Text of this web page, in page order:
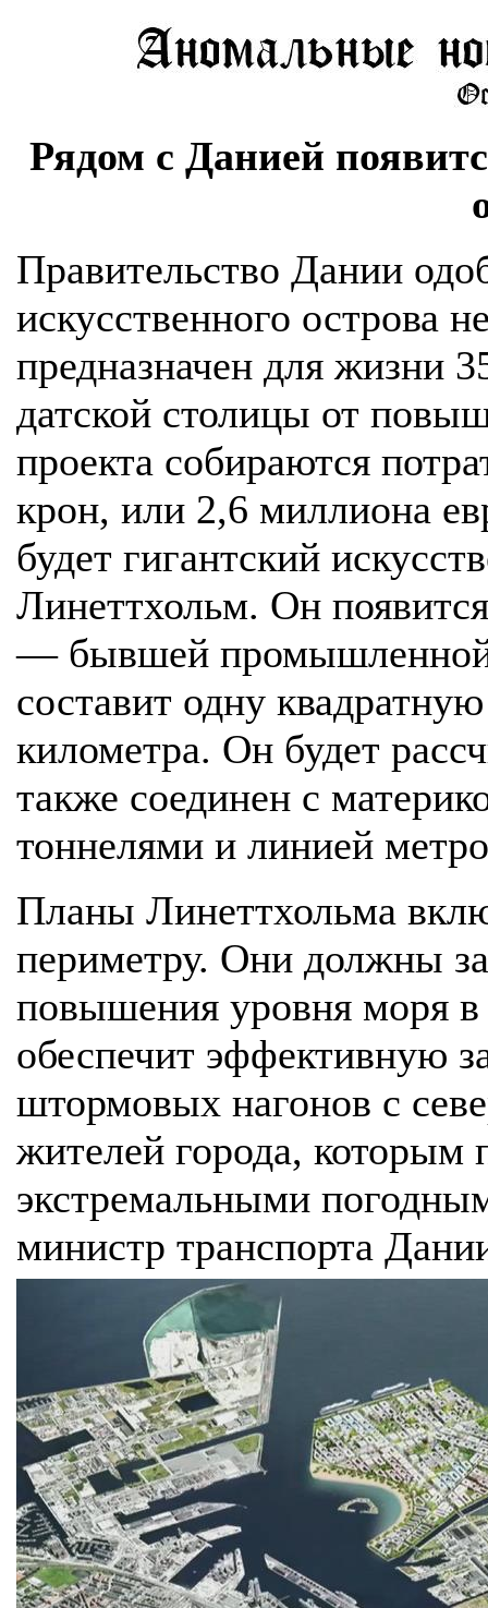
Рядом с Данией
Правительство Дании
искусственного острова
предназначен для жизни
датской столицы от
проекта собираются
крон, или 2,6 миллиона
будет гигантский
Линеттхольм. Он
— бывшей промышленной
составит одну
километра. Он будет
также соединен с
тоннелями и линией
Планы Линеттхольма
периметру. Они должны
повышения уровня моря
обеспечит эффективную
штормовых нагонов с
жителей города, которым
экстремальными
министр транспорта